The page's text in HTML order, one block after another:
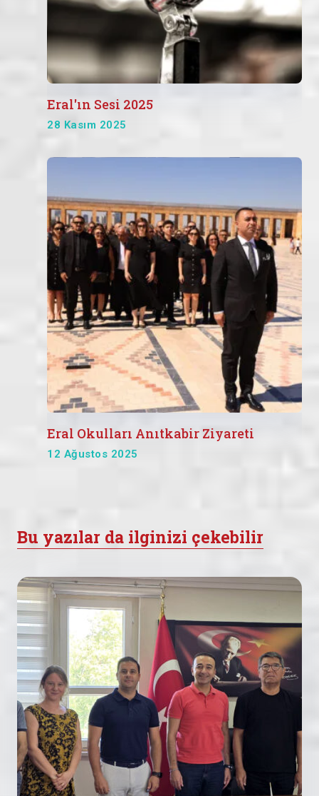
Eral'ın Sesi 2025
28 Kasım 2025
Eral Okulları Anıtkabir Ziyareti
12 Ağustos 2025
Bu yazılar da ilginizi çekebilir